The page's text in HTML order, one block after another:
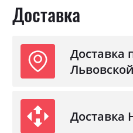
Доставка
Доставка
Доставка